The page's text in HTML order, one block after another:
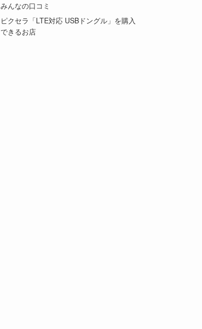
みんなの口コミ
ピクセラ「LTE対応 USBドングル」を購入
できるお店